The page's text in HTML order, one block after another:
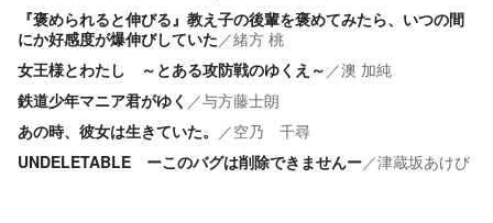
『褒められると伸びる』教え子の後輩を褒めてみたら、いつの間
にか好感度が爆伸びしていた／緒方 桃
女王様とわたし ～とある攻防戦のゆくえ～ ／澳 加純
鉄道少年マニア君がゆく ／与方藤士朗
あの時、彼女は生きていた。 ／空乃 千尋
UNDELETABLE ーこのバグは削除できませんー／津蔵坂あけび